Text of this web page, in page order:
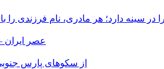
دارد؛ هر مادری، نام فرزندی
عصر ایران
از سکوهای پارس